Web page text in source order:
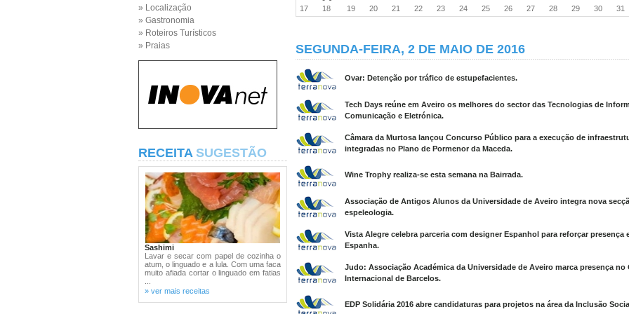
» Localização
» Gastronomia
» Roteiros Turísticos
» Praias
RECEITA SUGESTÃO
Sashimi
Lavar e secar com papel de cozinha o
atum, o linguado e a lula. Com uma faca
muito afiada cortar o linguado em fatias
» ver mais receitas
17
18 19 20 21 22 23 24 25 26 27 28 29 30 31
SEGUNDA-FEIRA, 2 DE MAIO DE 2016
Ovar: Detenção por tráfico de estupefacientes.
Tech Days reúne em Aveiro os melhores do sector das Tecnologias de
Comunicação e Eletrónica.
Câmara da Murtosa lançou Concurso Público para a execução de
integradas no Plano de Pormenor da Maceda.
Wine Trophy realiza-se esta semana na Bairrada.
Associação de Antigos Alunos da Universidade de Aveiro integra nova
espeleologia.
Vista Alegre celebra parceria com designer Espanhol para reforçar presença
Espanha.
Judo: Associação Académica da Universidade de Aveiro marca presença no
Internacional de Barcelos.
EDP Solidária 2016 abre candidaturas para projetos na área da Inclusão